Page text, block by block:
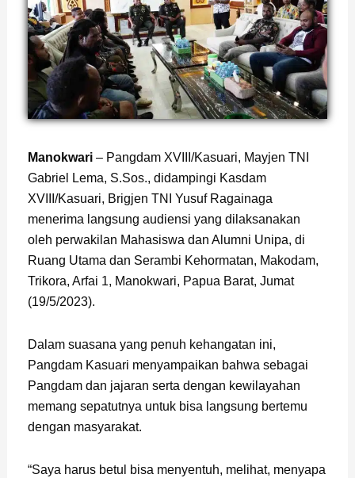
Manokwari– Pangdam XVIII/Kasuari, Mayjen TNI
Gabriel Lema, S.Sos., didampingi Kasdam
XVIII/Kasuari, Brigjen TNI Yusuf Ragainaga
menerima langsung audiensi yang dilaksanakan
oleh perwakilan Mahasiswa dan Alumni Unipa, di
Ruang Utama dan Serambi Kehormatan, Makodam,
Trikora, Arfai 1, Manokwari, Papua Barat, Jumat
(19/5/2023).
Dalam suasana yang penuh kehangatan ini,
Pangdam Kasuari menyampaikan bahwa sebagai
Pangdam dan jajaran serta dengan kewilayahan
memang sepatutnya untuk bisa langsung bertemu
dengan masyarakat.
“Saya harus betul bisa menyentuh, melihat, menyapa
Page
, Page
, Page